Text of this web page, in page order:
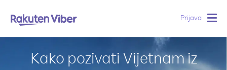
Prijava
Kako pozivati Vijetnam iz